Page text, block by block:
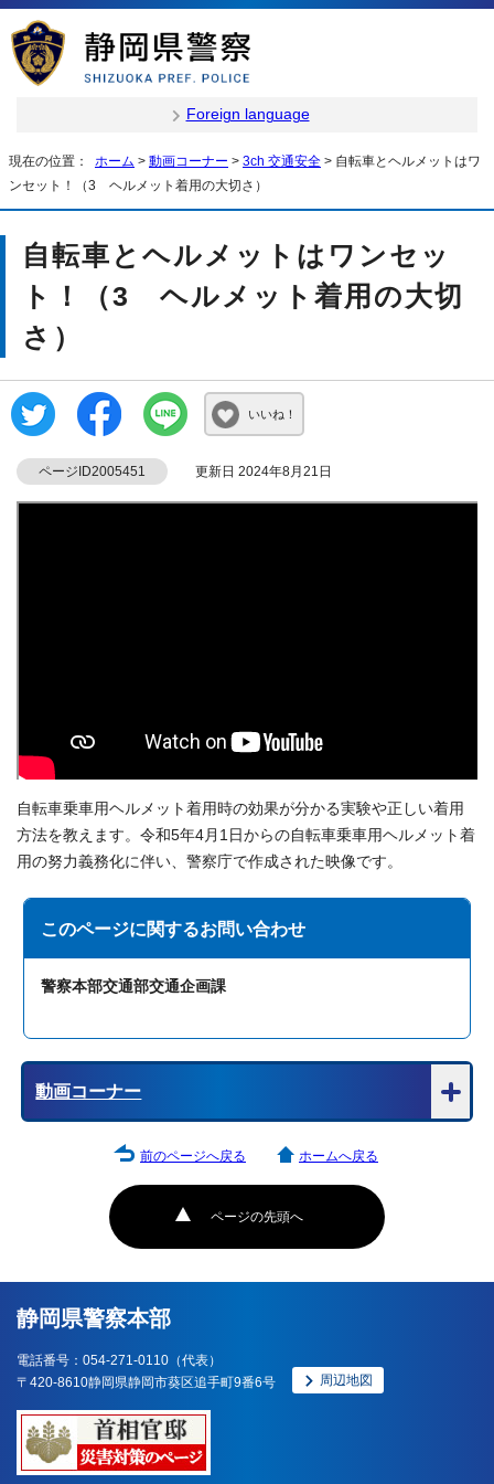
Foreign language
現在の位置： ホーム > 動画コーナー > 3ch 交通安全 > 自転車とヘルメットはワ
ンセット！（3 ヘルメット着用の大切さ）
自転車とヘルメットはワンセッ
ト！（3 ヘルメット着用の大切
さ）
いいね！
ページID2005451 更新日 2024年8月21日
自転車乗車用ヘルメット着用時の効果が分かる実験や正しい着用
方法を教えます。令和5年4月1日からの自転車乗車用ヘルメット着
用の努力義務化に伴い、警察庁で作成された映像です。
このページに関するお問い合わせ
警察本部交通部交通企画課
動画コーナー
ページの先頭へ
前のページへ戻る ホームへ戻る
静岡県警察本部
電話番号：054-271-0110（代表）
〒420-8610静岡県静岡市葵区追手町9番6号
周辺地図